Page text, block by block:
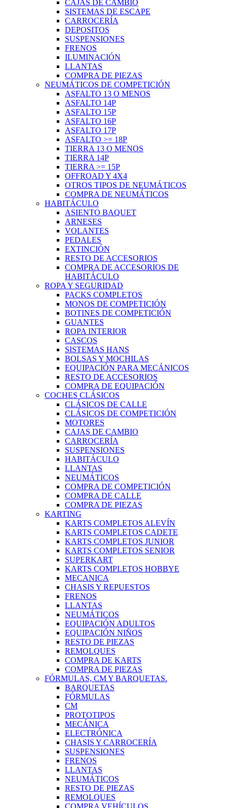
CAJAS DE CAMBIO
SISTEMAS DE ESCAPE
CARROCERÍA
DEPOSITOS
SUSPENSIONES
FRENOS
ILUMINACIÓN
LLANTAS
COMPRA DE PIEZAS
NEUMÁTICOS DE COMPETICIÓN
ASFALTO 13 O MENOS
ASFALTO 14P
ASFALTO 15P
ASFALTO 16P
ASFALTO 17P
ASFALTO >= 18P
TIERRA 13 O MENOS
TIERRA 14P
TIERRA >= 15P
OFFROAD Y 4X4
OTROS TIPOS DE NEUMÁTICOS
COMPRA DE NEUMÁTICOS
HABITÁCULO
ASIENTO BAQUET
ARNESES
VOLANTES
PEDALES
EXTINCIÓN
RESTO DE ACCESORIOS
COMPRA DE ACCESORIOS DE
HABITÁCULO
ROPA Y SEGURIDAD
PACKS COMPLETOS
MONOS DE COMPETICIÓN
BOTINES DE COMPETICIÓN
GUANTES
ROPA INTERIOR
CASCOS
SISTEMAS HANS
BOLSAS Y MOCHILAS
EQUIPACIÓN PARA MECÁNICOS
RESTO DE ACCESORIOS
COMPRA DE EQUIPACIÓN
COCHES CLÁSICOS
CLÁSICOS DE CALLE
CLÁSICOS DE COMPETICIÓN
MOTORES
CAJAS DE CAMBIO
CARROCERÍA
SUSPENSIONES
HABITÁCULO
LLANTAS
NEUMÁTICOS
COMPRA DE COMPETICIÓN
COMPRA DE CALLE
COMPRA DE PIEZAS
KARTING
KARTS COMPLETOS ALEVÍN
KARTS COMPLETOS CADETE
KARTS COMPLETOS JUNIOR
KARTS COMPLETOS SENIOR
SUPERKART
KARTS COMPLETOS HOBBYE
MECANICA
CHASIS Y REPUESTOS
FRENOS
LLANTAS
NEUMÁTICOS
EQUIPACIÓN ADULTOS
EQUIPACIÓN NIÑOS
RESTO DE PIEZAS
REMOLQUES
COMPRA DE KARTS
COMPRA DE PIEZAS
FÓRMULAS, CM Y BARQUETAS.
BARQUETAS
FÓRMULAS
CM
PROTOTIPOS
MECÁNICA
ELECTRÓNICA
CHASIS Y CARROCERÍA
SUSPENSIONES
FRENOS
LLANTAS
NEUMÁTICOS
RESTO DE PIEZAS
REMOLQUES
COMPRA VEHÍCULOS